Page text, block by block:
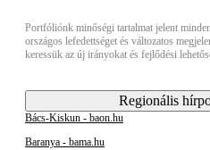
Portfóliónk minőségi tartalmat jelent
országos lefedettséget és változatos
keressük az új irányokat és fejlődési
Regionális
Bács-Kiskun - baon.hu
Baranya - bama.hu